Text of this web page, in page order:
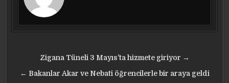
gezinmesi
Zigana Tüneli 3 Mayıs’ta hizmete giriyor →
← Bakanlar Akar ve Nebati öğrencilerle bir araya geldi